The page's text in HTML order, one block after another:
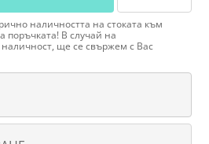
наличността на стоката към
В случай на
ще се свържем с Вас